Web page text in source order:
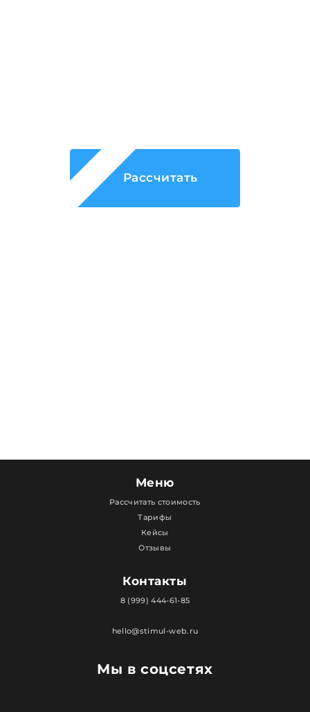
Рассчитать
Мы в соцсетях
Меню
Рассчитать стоимость
Тарифы
Кейсы
Отзывы
Контакты
8 (999) 444-61-85
hello@stimul-web.ru